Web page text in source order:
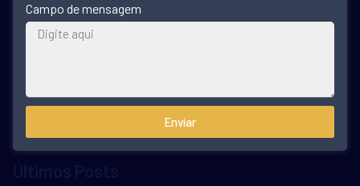
Campo de mensagem
Enviar
Últimos Posts